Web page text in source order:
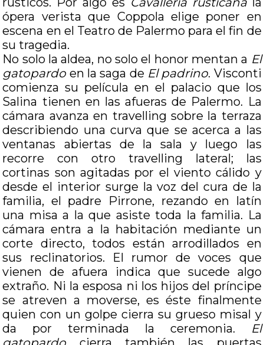
ópera verista que Coppola elige poner en
escena en el Teatro de Palermo para el fin de
su tragedia.
No solo la aldea, no solo el honor mentan a El
gatopardoen la saga de El padrino. Visconti
comienza su película en el palacio que los
Salina tienen en las afueras de Palermo. La
cámara avanza en travelling sobre la terraza
describiendo una curva que se acerca a las
ventanas abiertas de la sala y luego las
recorre con otro travelling lateral; las
cortinas son agitadas por el viento cálido y
desde el interior surge la voz del cura de la
familia, el padre Pirrone, rezando en latín
una misa a la que asiste toda la familia. La
cámara entra a la habitación mediante un
corte directo, todos están arrodillados en
sus reclinatorios. El rumor de voces que
vienen de afuera indica que sucede algo
extraño. Ni la esposa ni los hijos del príncipe
se atreven a moverse, es éste finalmente
quien con un golpe cierra su grueso misal y
da por terminada la ceremonia.
El